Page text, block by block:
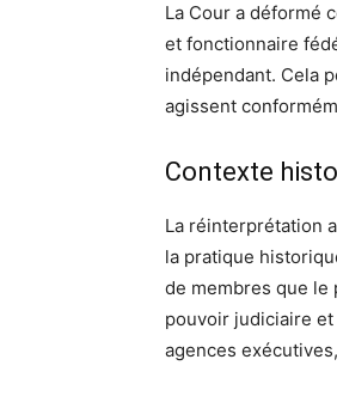
La Cour a déformé
et fonctionnaire
indépendant. Cela
agissent
Contexte
La réinterprétation
la pratique
de membres que le
pouvoir judiciaire
agences